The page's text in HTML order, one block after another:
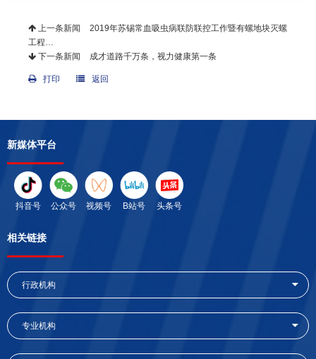
上一条新闻
2019年苏锡常血吸虫病联防联控工作暨有螺地块灭螺
工程…
下一条新闻
成才道路千万条，视力健康第一条
打印 返回
新媒体平台
抖音号 公众号 视频号 B站号 头条号
相关链接
行政机构
专业机构